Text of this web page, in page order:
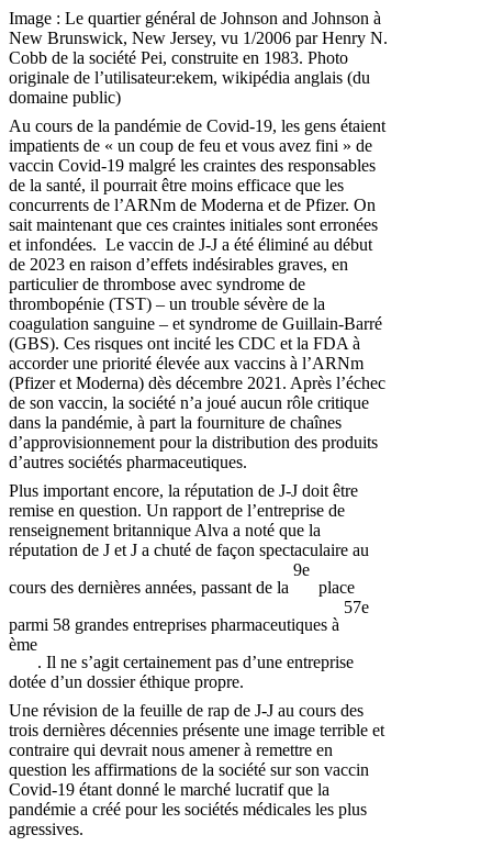
Image : Le quartier général de Johnson and Johnson à
New Brunswick, New Jersey, vu 1/2006 par Henry N.
Cobb de la société Pei, construite en 1983. Photo
originale de l’utilisateur:ekem, wikipédia anglais (du
domaine public)
Au cours de la pandémie de Covid-19, les gens étaient
impatients de « un coup de feu et vous avez fini » de
vaccin Covid-19 malgré les craintes des responsables
de la santé, il pourrait être moins efficace que les
concurrents de l’ARNm de Moderna et de Pfizer. On
sait maintenant que ces craintes initiales sont erronées
et infondées. Le vaccin de J-J a été éliminé au début
de 2023 en raison d’effets indésirables graves, en
particulier de thrombose avec syndrome de
thrombopénie (TST) – un trouble sévère de la
coagulation sanguine – et syndrome de Guillain-Barré
(GBS). Ces risques ont incité les CDC et la FDA à
accorder une priorité élevée aux vaccins à l’ARNm
(Pfizer et Moderna) dès décembre 2021. Après l’échec
de son vaccin, la société n’a joué aucun rôle critique
dans la pandémie, à part la fourniture de chaînes
d’approvisionnement pour la distribution des produits
d’autres sociétés pharmaceutiques.
Plus important encore, la réputation de J-J doit être
remise en question. Un rapport de l’entreprise de
renseignement britannique Alva a noté que la
réputation de J et J a chuté de façon spectaculaire au
cours des dernières années, passant de la
9e
place
parmi 58 grandes entreprises pharmaceutiques à
57e
ème
. Il ne s’agit certainement pas d’une entreprise
dotée d’un dossier éthique propre.
Une révision de la feuille de rap de J-J au cours des
trois dernières décennies présente une image terrible et
contraire qui devrait nous amener à remettre en
question les affirmations de la société sur son vaccin
Covid-19 étant donné le marché lucratif que la
pandémie a créé pour les sociétés médicales les plus
agressives.